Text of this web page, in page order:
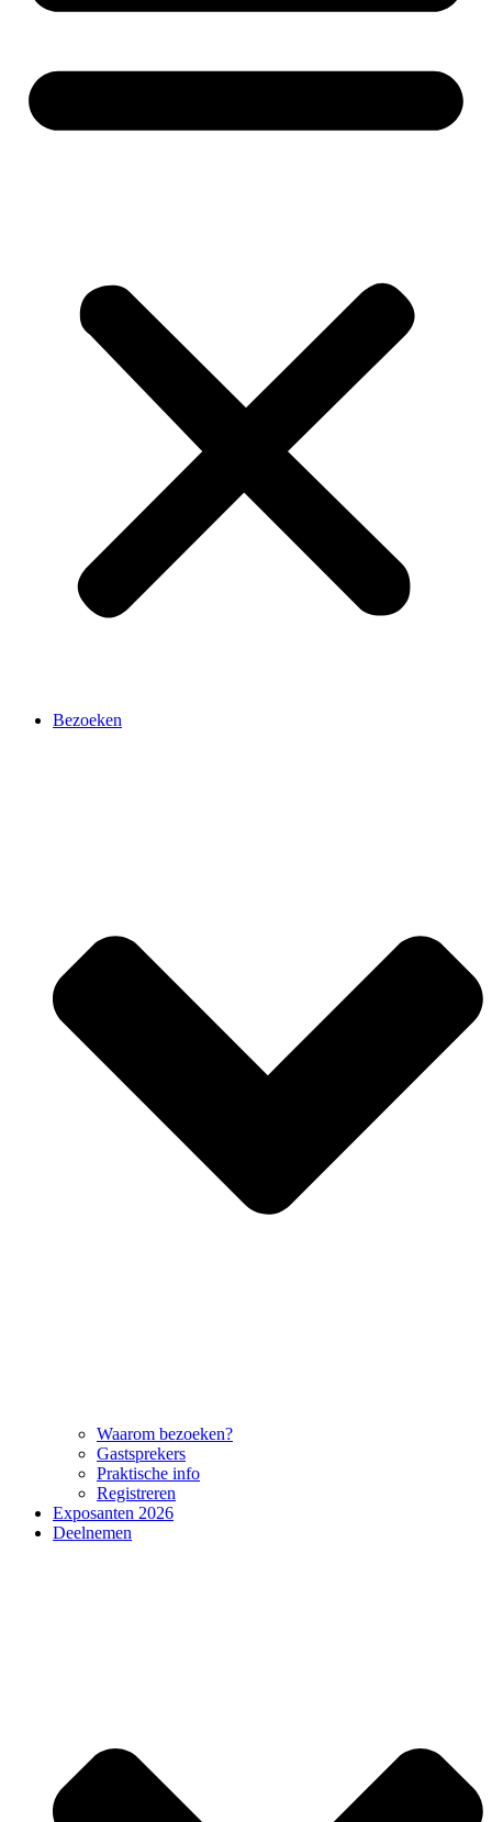
Bezoeken
Waarom bezoeken?
Gastsprekers
Praktische info
Registreren
Exposanten 2026
Deelnemen